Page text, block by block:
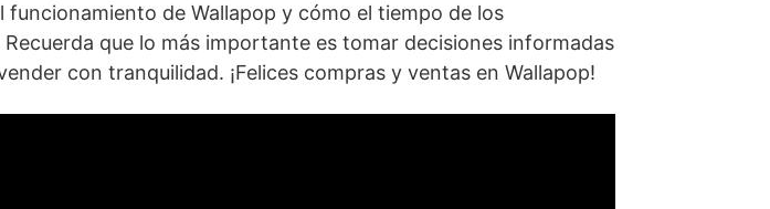
de Wallapop y cómo el tiempo de los
que lo más importante es tomar decisiones informadas
con tranquilidad. ¡Felices compras y ventas en Wallapop!